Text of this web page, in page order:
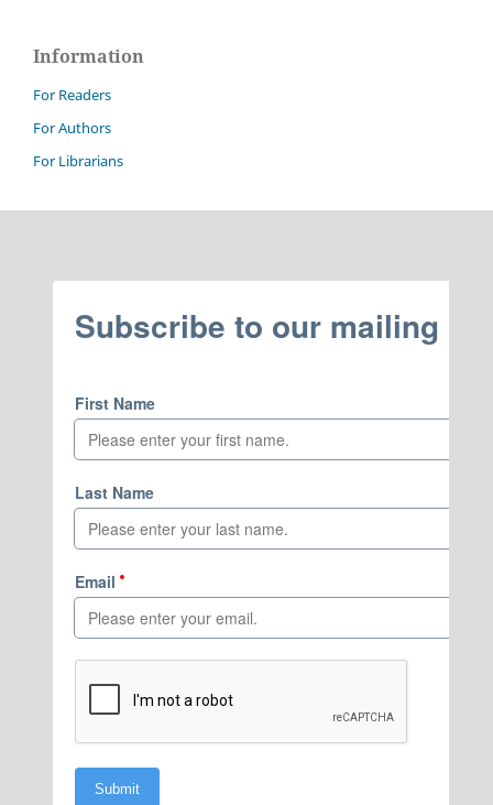
Information
For Readers
For Authors
For Librarians